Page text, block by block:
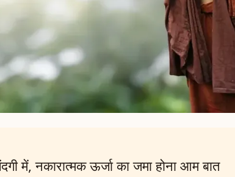
में, नकारात्मक ऊर्जा का जमा होना आम बात